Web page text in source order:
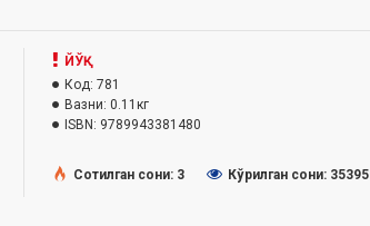
ЙЎҚ
Код: 781
Вазни: 0.11кг
ISBN: 9789943381480
Сотилган сони: 3
Кўрилган сони: 35395